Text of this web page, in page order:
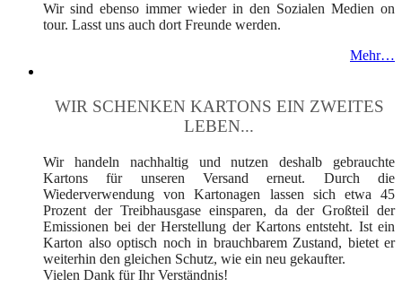
Wir sind ebenso immer wieder in den Sozialen Medien on
tour. Lasst uns auch dort Freunde werden.
Mehr…
WIR SCHENKEN KARTONS EIN ZWEITES
LEBEN...
Wir handeln nachhaltig und nutzen deshalb gebrauchte
Kartons für unseren Versand erneut. Durch die
Wiederverwendung von Kartonagen lassen sich etwa 45
Prozent der Treibhausgase einsparen, da der Großteil der
Emissionen bei der Herstellung der Kartons entsteht. Ist ein
Karton also optisch noch in brauchbarem Zustand, bietet er
weiterhin den gleichen Schutz, wie ein neu gekaufter.
Vielen Dank für Ihr Verständnis!